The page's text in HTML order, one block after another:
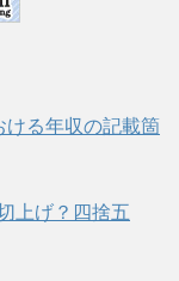
ける年収の記載箇
上げ？四捨五